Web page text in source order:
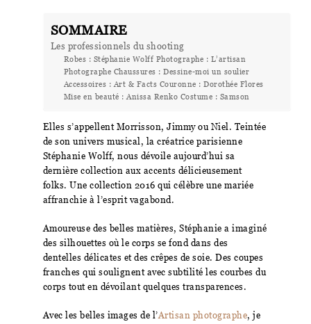
SOMMAIRE
Les professionnels du shooting
Robes : Stéphanie Wolff Photographe : L’artisan
Photographe Chaussures : Dessine-moi un soulier
Accessoires : Art & Facts Couronne : Dorothée Flores
Mise en beauté : Anissa Renko Costume : Samson
Elles s’appellent Morrisson, Jimmy ou Niel. Teintée
de son univers musical, la créatrice parisienne
Stéphanie Wolff, nous dévoile aujourd’hui sa
dernière collection aux accents délicieusement
folks. Une collection 2016 qui célèbre une mariée
affranchie à l’esprit vagabond.
Amoureuse des belles matières, Stéphanie a imaginé
des silhouettes où le corps se fond dans des
dentelles délicates et des crêpes de soie. Des coupes
franches qui soulignent avec subtilité les courbes du
corps tout en dévoilant quelques transparences.
Avec les belles images de l’Artisan photographe, je